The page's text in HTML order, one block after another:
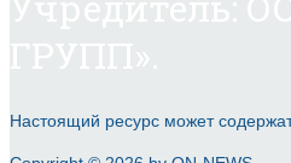
Настоящий ресурс может